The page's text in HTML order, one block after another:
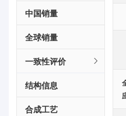
中国销量
全球销量
一致性评价
结构信息
合成工艺